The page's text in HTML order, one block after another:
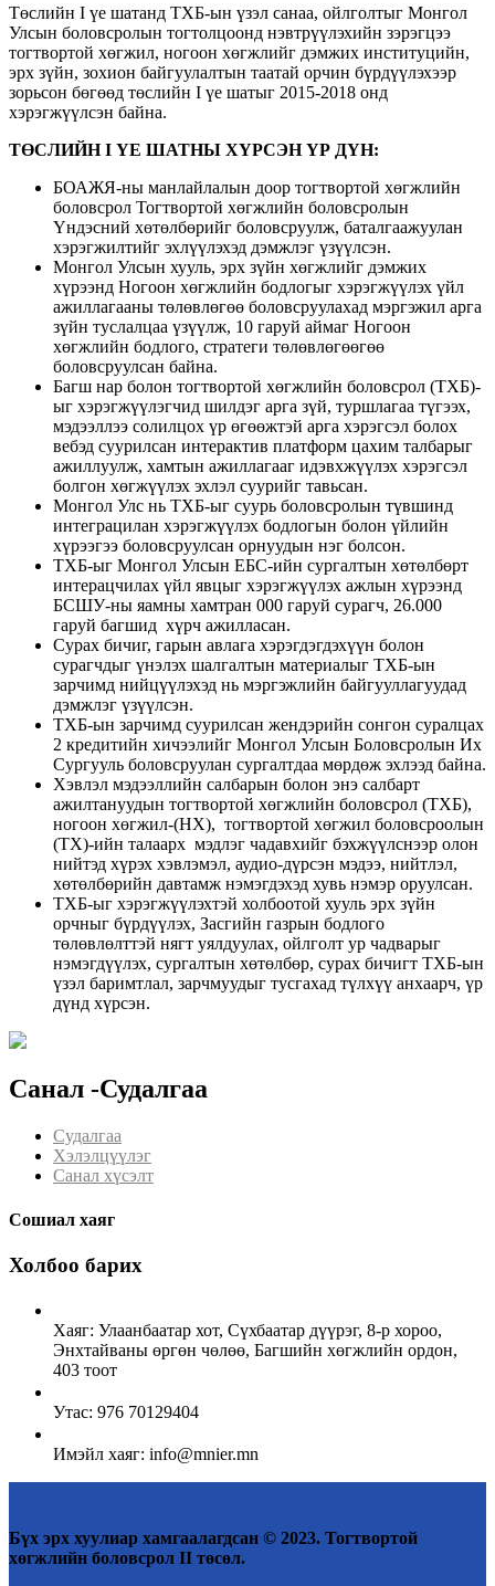
Төслийн I үе шатанд ТХБ-ын үзэл санаа, ойлголтыг Монгол
Улсын боловсролын тогтолцоонд нэвтрүүлэхийн зэрэгцээ
тогтвортой хөгжил, ногоон хөгжлийг дэмжих институцийн,
эрх зүйн, зохион байгуулалтын таатай орчин бүрдүүлэхээр
зорьсон бөгөөд төслийн I үе шатыг 2015-2018 онд
хэрэгжүүлсэн байна.
ТӨСЛИЙН I ҮЕ ШАТНЫ ХҮРСЭН ҮР ДҮН:
БОАЖЯ-ны манлайлалын доор тогтвортой хөгжлийн
боловсрол Тогтвортой хөгжлийн боловсролын
Үндэсний хөтөлбөрийг боловсруулж, баталгаажуулан
хэрэгжилтийг эхлүүлэхэд дэмжлэг үзүүлсэн.
Монгол Улсын хууль, эрх зүйн хөгжлийг дэмжих
хүрээнд Ногоон хөгжлийн бодлогыг хэрэгжүүлэх үйл
ажиллагааны төлөвлөгөө боловсруулахад мэргэжил арга
зүйн туслалцаа үзүүлж, 10 гаруй аймаг Ногоон
хөгжлийн бодлого, стратеги төлөвлөгөөгөө
боловсруулсан байна.
Багш нар болон тогтвортой хөгжлийн боловсрол (ТХБ)-
ыг хэрэгжүүлэгчид шилдэг арга зүй, туршлагаа түгээх,
мэдээллээ солилцох үр өгөөжтэй арга хэрэгсэл болох
вебэд суурилсан интерактив платформ цахим талбарыг
ажиллуулж, хамтын ажиллагааг идэвхжүүлэх хэрэгсэл
болгон хөгжүүлэх эхлэл суурийг тавьсан.
Монгол Улс нь ТХБ-ыг суурь боловсролын түвшинд
интеграцилан хэрэгжүүлэх бодлогын болон үйлийн
хүрээгээ боловсруулсан орнуудын нэг болсон.
ТХБ-ыг Монгол Улсын ЕБС-ийн сургалтын хөтөлбөрт
интерацчилах үйл явцыг хэрэгжүүлэх ажлын хүрээнд
БСШУ-ны яамны хамтран 000 гаруй сурагч, 26.000
гаруй багшид хүрч ажилласан.
Сурах бичиг, гарын авлага хэрэгдэгдэхүүн болон
сурагчдыг үнэлэх шалгалтын материалыг ТХБ-ын
зарчимд нийцүүлэхэд нь мэргэжлийн байгууллагуудад
дэмжлэг үзүүлсэн.
ТХБ-ын зарчимд суурилсан жендэрийн сонгон суралцах
2 кредитийн хичээлийг Монгол Улсын Боловсролын Их
Сургууль боловсруулан сургалтдаа мөрдөж эхлээд байна.
Хэвлэл мэдээллийн салбарын болон энэ салбарт
ажилтануудын тогтвортой хөгжлийн боловсрол (ТХБ),
ногоон хөгжил-(НХ), тогтвортой хөгжил боловсроолын
(ТХ)-ийн талаарх мэдлэг чадавхийг бэхжүүлснээр олон
нийтэд хүрэх хэвлэмэл, аудио-дүрсэн мэдээ, нийтлэл,
хөтөлбөрийн давтамж нэмэгдэхэд хувь нэмэр оруулсан.
ТХБ-ыг хэрэгжүүлэхтэй холбоотой хууль эрх зүйн
орчныг бүрдүүлэх, Засгийн газрын бодлого
төлөвлөлттэй нягт уялдуулах, ойлголт ур чадварыг
нэмэгдүүлэх, сургалтын хөтөлбөр, сурах бичигт ТХБ-ын
үзэл баримтлал, зарчмуудыг тусгахад түлхүү анхаарч, үр
дүнд хүрсэн.
Санал -Судалгаа
Судалгаа
Хэлэлцүүлэг
Санал хүсэлт
Сошиал хаяг
Холбоо барих
Хаяг: Улаанбаатар хот, Сүхбаатар дүүрэг, 8-р хороо,
Энхтайваны өргөн чөлөө, Багшийн хөгжлийн ордон,
403 тоот
Утас: 976 70129404
Имэйл хаяг: info@mnier.mn
Бүх эрх хуулиар хамгаалагдсан © 2023. Тогтвортой
хөгжлийн боловсрол II төсөл.